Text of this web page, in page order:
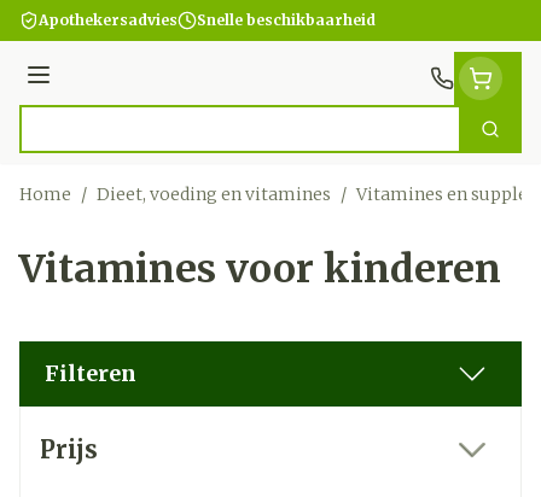
Ga naar de inhoud
Apothekersadvies Snelle beschikbaarheid
Menu
Zoek
Home / Dieet, voeding en vitamines / Vitamines en
Vitamines voor kinderen
Filteren
Prijs